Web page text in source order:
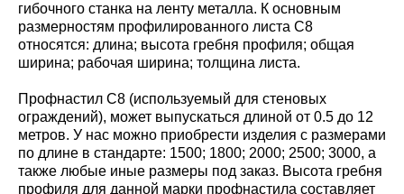
гибочного станка на ленту металла. К основным
размерностям профилированного листа С8
относятся: длина; высота гребня профиля; общая
ширина; рабочая ширина; толщина листа.
Профнастил С8 (используемый для стеновых
ограждений), может выпускаться длиной от 0.5 до 12
метров. У нас можно приобрести изделия с размерами
по длине в стандарте: 1500; 1800; 2000; 2500; 3000, а
также любые иные размеры под заказ. Высота гребня
профиля для данной марки профнастила составляет